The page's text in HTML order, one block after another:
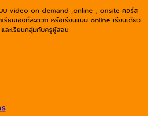
บบ video on demand ,online , onsite คอร์ส
รียนเองที่สะดวก หรือเรียนแบบ online เรียนเดียว
และเรียนกลุ่มกับครูผู้สอน